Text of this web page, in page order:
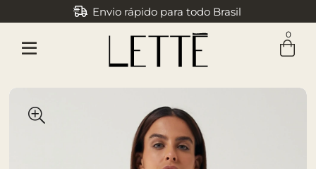
Envio rápido para todo Brasil
Parcele em até 3x sem juros
0